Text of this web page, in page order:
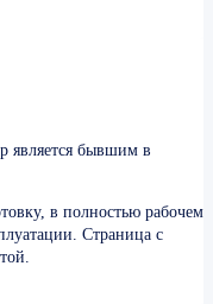
является бывшим в
в полностью рабочем
Страница с